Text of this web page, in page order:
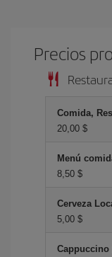
Precios
Comida,
20,00 $
Menú
8,50 $
Cerveza
5,00 $
Cappuccino